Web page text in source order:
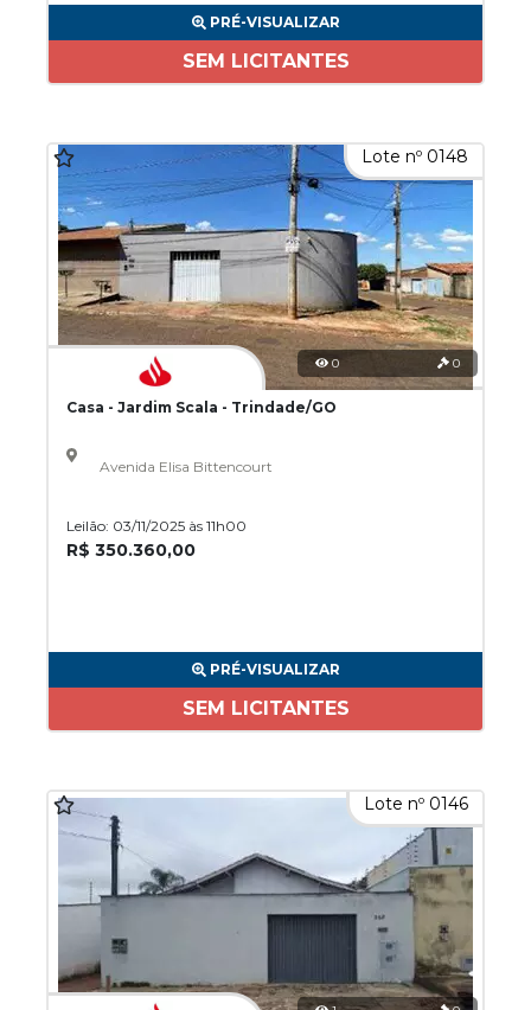
PRÉ-VISUALIZAR
SEM LICITANTES
Lote nº 0148
0 0
Casa - Jardim Scala - Trindade/GO
Avenida Elisa Bittencourt
Leilão: 03/11/2025 às 11h00
R$ 350.360,00
PRÉ-VISUALIZAR
SEM LICITANTES
Lote nº 0146